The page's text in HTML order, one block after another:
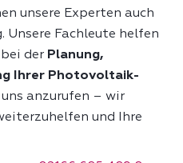
unsere Experten auch
Unsere Fachleute helfen
bei der Planung,
Ihrer Photovoltaik-
anzurufen – wir
und Ihre